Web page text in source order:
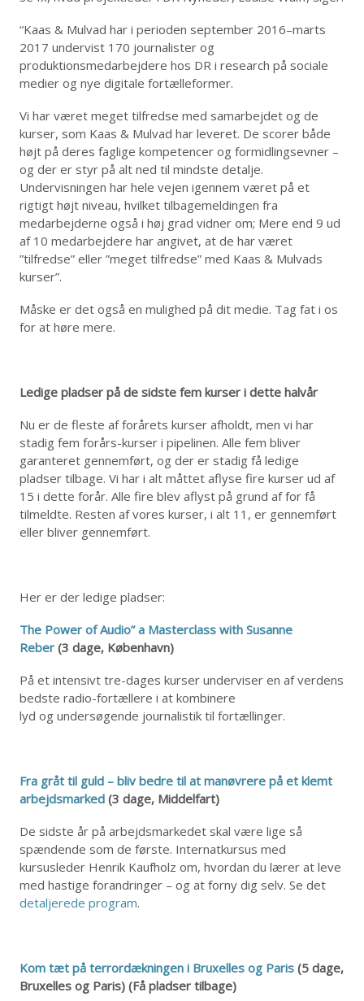
“Kaas & Mulvad har i perioden september 2016–marts
2017 undervist 170 journalister og
produktionsmedarbejdere hos DR i research på sociale
medier og nye digitale fortælleformer.
Vi har været meget tilfredse med samarbejdet og de
kurser, som Kaas & Mulvad har leveret. De scorer både
højt på deres faglige kompetencer og formidlingsevner –
og der er styr på alt ned til mindste detalje.
Undervisningen har hele vejen igennem været på et
rigtigt højt niveau, hvilket tilbagemeldingen fra
medarbejderne også i høj grad vidner om; Mere end 9 ud
af 10 medarbejdere har angivet, at de har været
”tilfredse” eller ”meget tilfredse” med Kaas & Mulvads
kurser”.
Måske er det også en mulighed på dit medie. Tag fat i os
for at høre mere.
Ledige pladser på de sidste fem kurser i dette halvår
Nu er de fleste af forårets kurser afholdt, men vi har
stadig fem forårs-kurser i pipelinen. Alle fem bliver
garanteret gennemført, og der er stadig få ledige
pladser tilbage. Vi har i alt måttet aflyse fire kurser ud af
15 i dette forår. Alle fire blev aflyst på grund af for få
tilmeldte. Resten af vores kurser, i alt 11, er gennemført
eller bliver gennemført.
Her er der ledige pladser:
The Power of Audio” a Masterclass with Susanne
Reber (3 dage, København)
På et intensivt tre-dages kurser underviser en af verdens
bedste radio-fortællere i at kombinere
lyd og undersøgende journalistik til fortællinger.
Fra gråt til guld – bliv bedre til at manøvrere på et klemt
arbejdsmarked (3 dage, Middelfart)
De sidste år på arbejdsmarkedet skal være lige så
spændende som de første. Internatkursus med
kursusleder Henrik Kaufholz om, hvordan du lærer at leve
med hastige forandringer – og at forny dig selv. Se det
detaljerede program.
Kom tæt på terrordækningen i Bruxelles og Paris (5 dage,
Bruxelles og Paris) (Få pladser tilbage)